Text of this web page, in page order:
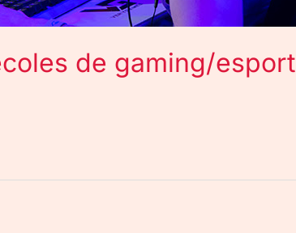
de gaming/esport